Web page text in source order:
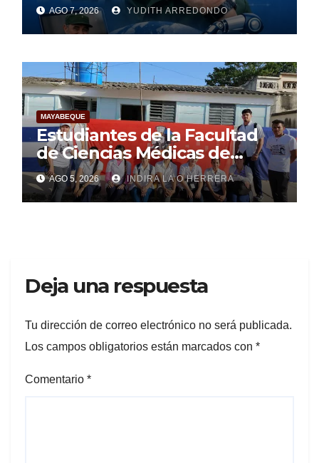
AGO 7, 2026 YUDITH ARREDONDO
MAYABEQUE
Estudiantes de la Facultad
de Ciencias Médicas de
Mayabeque realizan
pesquisa
AGO 5, 2026 INDIRA LA O HERRERA
Deja una respuesta
Tu dirección de correo electrónico no será publicada.
Los campos obligatorios están marcados con *
Comentario *